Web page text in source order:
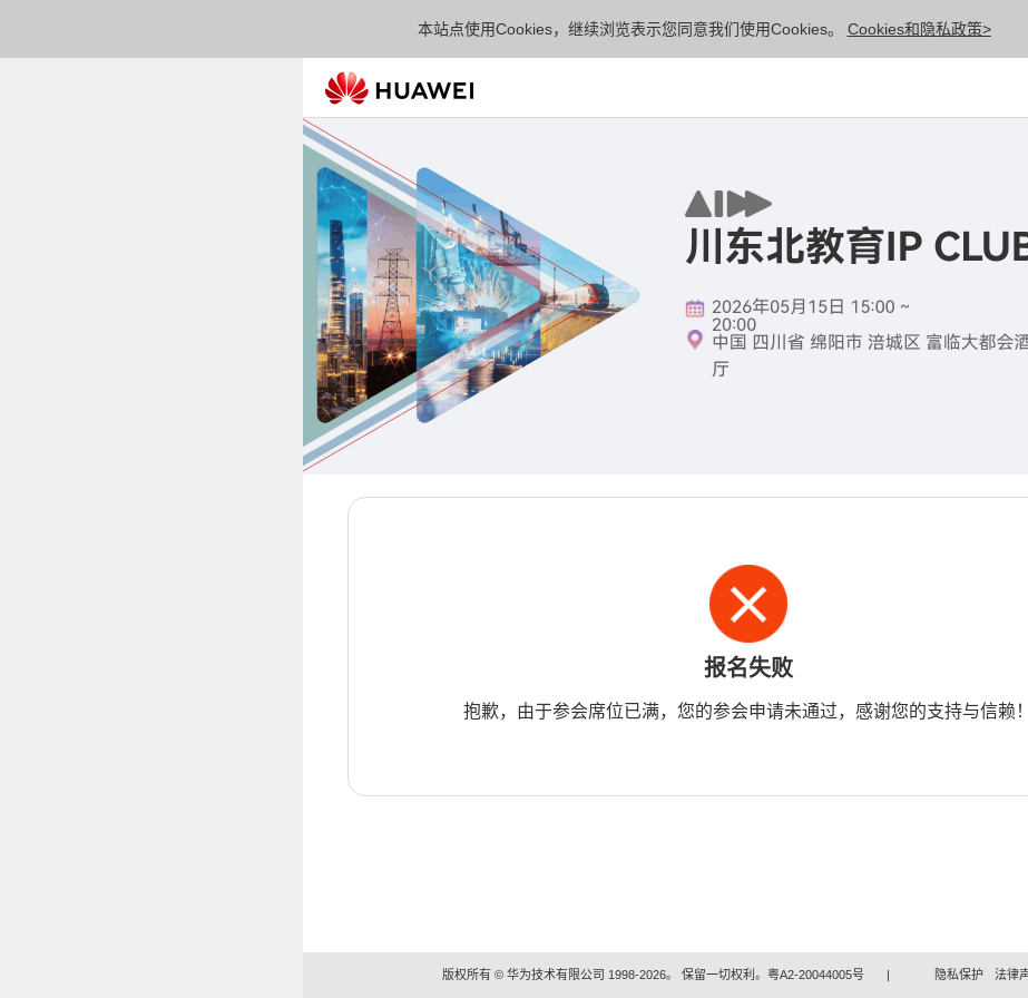
本站点使用Cookies，继续浏览表示您同意我们使用Cookies。 Cookies和隐私政策>
报名失败
抱歉，由于参会席位已满，您的参会申请未通过，感谢您的支持与信赖！
版权所有 © 华为技术有限公司 1998-2026。 保留一切权利。粤A2-20044005号 | 隐私保护 法律